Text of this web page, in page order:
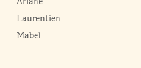
Laurentien
Mabel